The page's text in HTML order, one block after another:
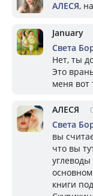
АЛЕСЯ,
January
Света
Нет, ты
Это
меня вот
АЛЕСЯ
Света
вы
что вы
книги